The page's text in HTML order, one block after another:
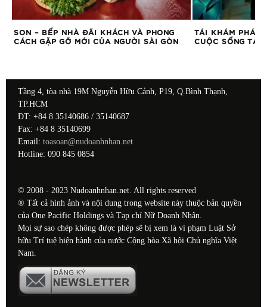
SON – BẾP NHÀ ĐÃI KHÁCH VÀ PHONG
CÁCH GẶP GỠ MỚI CỦA NGƯỜI SÀI GÒN
TÁI KHÁM PHÁ
CUỘC SỐNG TẠI
Tầng 4, tòa nhà 19M Nguyễn Hữu Cảnh, P19, Q.Bình Thạnh,
TP.HCM
ĐT: +84 8 35140686 / 35140687
Fax: +84 8 35140699
Email: toasoan@nudoanhnhan.net
Hotline: 090 845 0854
© 2008 - 2023 Nudoanhnhan.net. All rights reserved
® Tất cả hình ảnh và nội dung trong website này thuộc bản quyền
của One Pacific Holdings và Tạp chí Nữ Doanh Nhân.
Mọi sự sao chép không được phép sẽ bị xem là vi phạm Luật Sở
hữu Trí tuệ hiện hành của nước Cộng hòa Xã hội Chủ nghĩa Việt
Nam.